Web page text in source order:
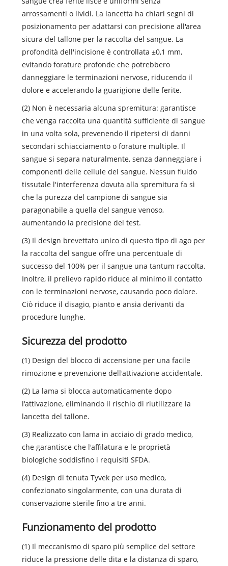
arrossamenti o lividi. La lancetta ha chiari segni di
posizionamento per adattarsi con precisione all'area
sicura del tallone per la raccolta del sangue. La
profondità dell'incisione è controllata ±0,1 mm,
evitando forature profonde che potrebbero
danneggiare le terminazioni nervose, riducendo il
dolore e accelerando la guarigione delle ferite.
(2) Non è necessaria alcuna spremitura: garantisce
che venga raccolta una quantità sufficiente di sangue
in una volta sola, prevenendo il ripetersi di danni
secondari schiacciamento o forature multiple. Il
sangue si separa naturalmente, senza danneggiare i
componenti delle cellule del sangue. Nessun fluido
tissutale l'interferenza dovuta alla spremitura fa sì
che la purezza del campione di sangue sia
paragonabile a quella del sangue venoso,
aumentando la precisione del test.
(3) Il design brevettato unico di questo tipo di ago per
la raccolta del sangue offre una percentuale di
successo del 100% per il sangue una tantum raccolta.
Inoltre, il prelievo rapido riduce al minimo il contatto
con le terminazioni nervose, causando poco dolore.
Ciò riduce il disagio, pianto e ansia derivanti da
procedure lunghe.
Sicurezza del prodotto
(1) Design del blocco di accensione per una facile
rimozione e prevenzione dell'attivazione accidentale.
(2) La lama si blocca automaticamente dopo
l'attivazione, eliminando il rischio di riutilizzare la
lancetta del tallone.
(3) Realizzato con lama in acciaio di grado medico,
che garantisce che l'affilatura e le proprietà
biologiche soddisfino i requisiti SFDA.
(4) Design di tenuta Tyvek per uso medico,
confezionato singolarmente, con una durata di
conservazione sterile fino a tre anni.
Funzionamento del prodotto
(1) Il meccanismo di sparo più semplice del settore
riduce la pressione delle dita e la distanza di sparo,